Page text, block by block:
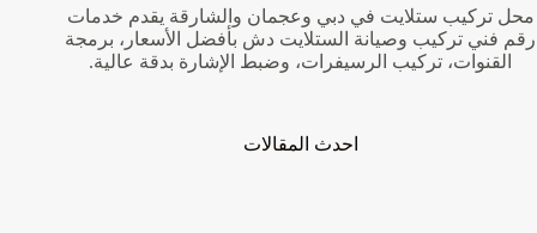
معلم
سيراميك
محل تركيب ستلايت في دبي وعجمان والشارقة يقدم خدمات
رقم فني تركيب وصيانة الستلايت دش بأفضل الأسعار، برمجة
القنوات، تركيب الرسيفرات، وضبط الإشارة بدقة عالية.
احدث المقالات